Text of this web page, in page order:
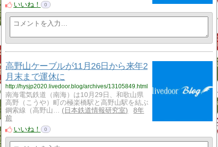
いいね！
0
高野山ケーブルが11月26日から来年2
月末まで運休に
http://hysjp2020.livedoor.blog/archives/13105849.html
南海電気鉄道（南海）は10月29日、和歌山県
高野（こうや）町の極楽橋駅と高野山駅を結ぶ
鋼索線（高野山…
日本鉄道情報研究室
8年
前
いいね！
0